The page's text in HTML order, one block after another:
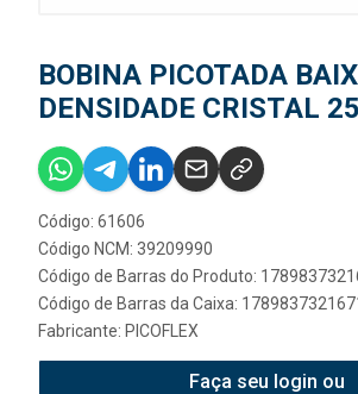
BOBINA PICOTADA
DENSIDADE CRISTAL
Código: 61606
Código NCM: 39209990
Código de Barras do Produto:
Código de Barras da Caixa:
Fabricante: PICOFLEX
Faça seu login ou